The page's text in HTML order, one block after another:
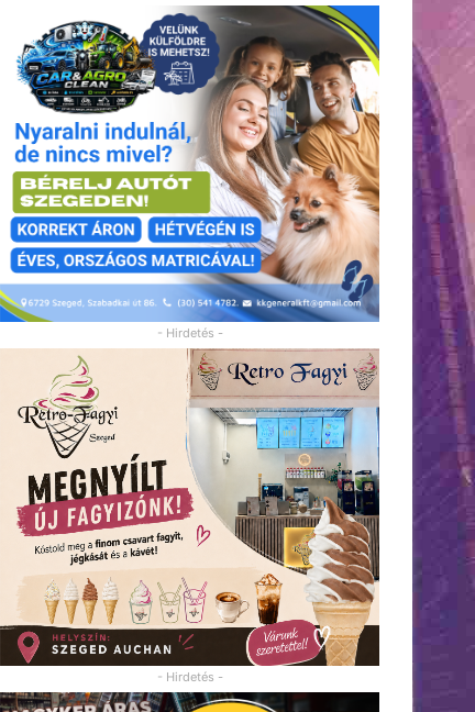
- Hirdetés -
- Hirdetés -